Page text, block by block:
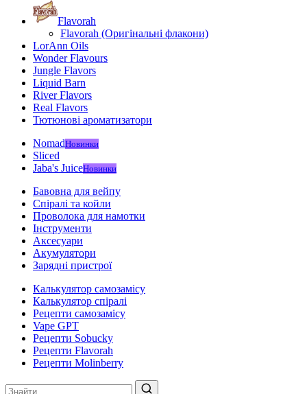
Flavorah
Flavorah (Оригінальні флакони)
LorAnn Oils
Wonder Flavours
Jungle Flavors
Liquid Barn
River Flavors
Real Flavors
Тютюнові ароматизатори
NomadНовинки
Sliced
Jaba's JuiceНовинки
Бавовна для вейпу
Спіралі та койли
Проволока для намотки
Інструменти
Аксесуари
Акумулятори
Зарядні пристрої
Калькулятор самозамісу
Калькулятор спіралі
Рецепти самозамісу
Vape GPT
Рецепти Sobucky
Рецепти Flavorah
Рецепти Molinberry